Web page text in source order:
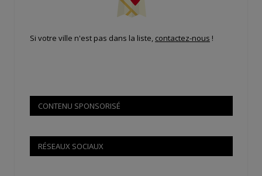
Si votre ville n'est pas dans la liste, contactez-nous !
CONTENU SPONSORISÉ
RÉSEAUX SOCIAUX